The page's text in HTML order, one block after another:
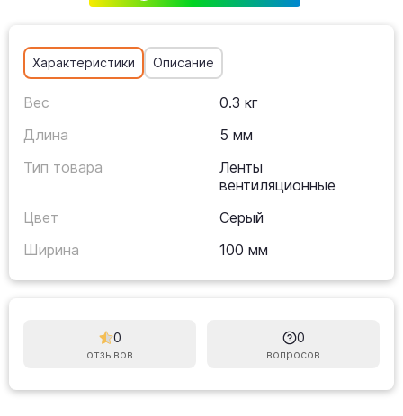
Характеристики Описание
Вес
0.3 кг
Длина
5 мм
Тип товара
Ленты
вентиляционные
Цвет
Серый
Ширина
100 мм
0
отзывов
0
вопросов